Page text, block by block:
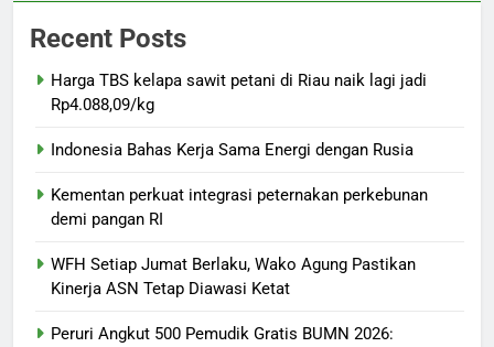
Recent Posts
Harga TBS kelapa sawit petani di Riau naik lagi jadi
Rp4.088,09/kg
Indonesia Bahas Kerja Sama Energi dengan Rusia
Kementan perkuat integrasi peternakan perkebunan
demi pangan RI
WFH Setiap Jumat Berlaku, Wako Agung Pastikan
Kinerja ASN Tetap Diawasi Ketat
Peruri Angkut 500 Pemudik Gratis BUMN 2026: